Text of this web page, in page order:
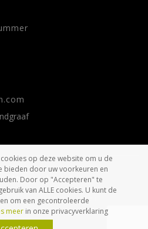
rechten voorbehouden.
Algemene voorwaarden
op deze website om u de
bieden door uw voorkeuren en
Door op "Accepteren" te
van ALLE cookies. U kunt de
om een gecontroleerde
meer in onze privacyverklaring